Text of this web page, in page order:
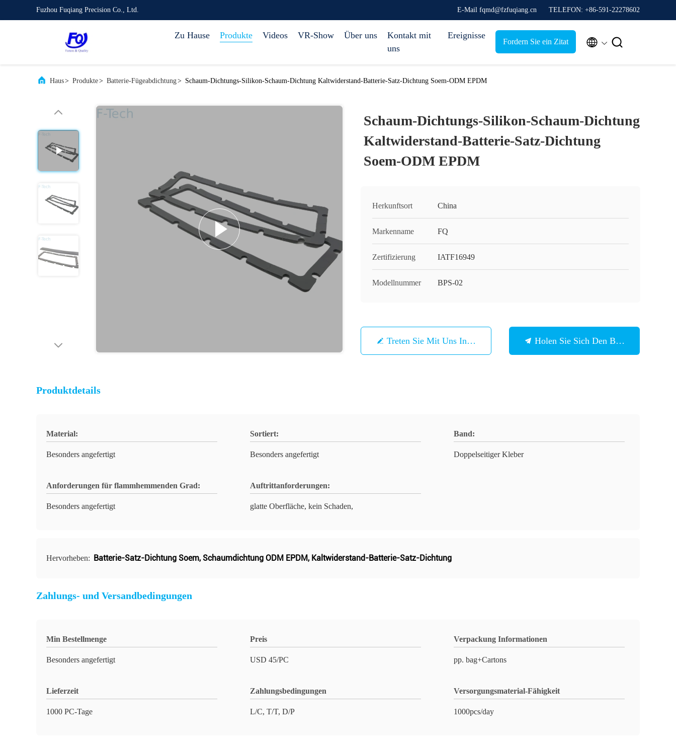
Fuzhou Fuqiang Precision Co., Ltd. E-Mail fqmd@fzfuqiang.cn TELEFON: +86-591-22278602
Zu Hause Produkte Videos VR-Show Über uns
Kontakt mit
uns
Ereignisse
Fordern Sie ein Zitat  
Haus> Produkte> Batterie-Fügeabdichtung> Schaum-Dichtungs-Silikon-Schaum-Dichtung Kaltwiderstand-Batterie-Satz-Dichtung Soem-ODM EPDM
Schaum-Dichtungs-Silikon-Schaum-Dichtung
Kaltwiderstand-Batterie-Satz-Dichtung
Soem-ODM EPDM
Herkunftsort China
Markenname FQ
Zertifizierung IATF16949
Modellnummer BPS-02
Treten Sie Mit Uns In Verbindung Holen Sie Sich Den Besten Preis
Produktdetails
Material:
Besonders angefertigt
Sortiert:
Besonders angefertigt
Band:
Doppelseitiger Kleber
Anforderungen für flammhemmenden Grad:
Besonders angefertigt
Auftrittanforderungen:
glatte Oberfläche, kein Schaden,
Hervorheben: Batterie-Satz-Dichtung Soem, Schaumdichtung ODM EPDM, Kaltwiderstand-Batterie-Satz-Dichtung
Zahlungs- und Versandbedingungen
Min Bestellmenge
Besonders angefertigt
Preis
USD 45/PC
Verpackung Informationen
pp. bag+Cartons
Lieferzeit
1000 PC-Tage
Zahlungsbedingungen
L/C, T/T, D/P
Versorgungsmaterial-Fähigkeit
1000pcs/day